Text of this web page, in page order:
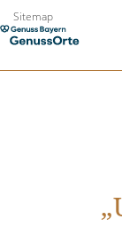
Zum
Inhalt
Sitemap